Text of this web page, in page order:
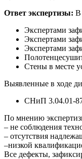
Ответ экспертизы: В
Экспертами
Экспертами
Экспертами
Стены в месте
Выявленные в ходе
СНиП 3.04.01-
По мнению
– не соблюдения
– отсутствия
–низкой
Все дефекты,